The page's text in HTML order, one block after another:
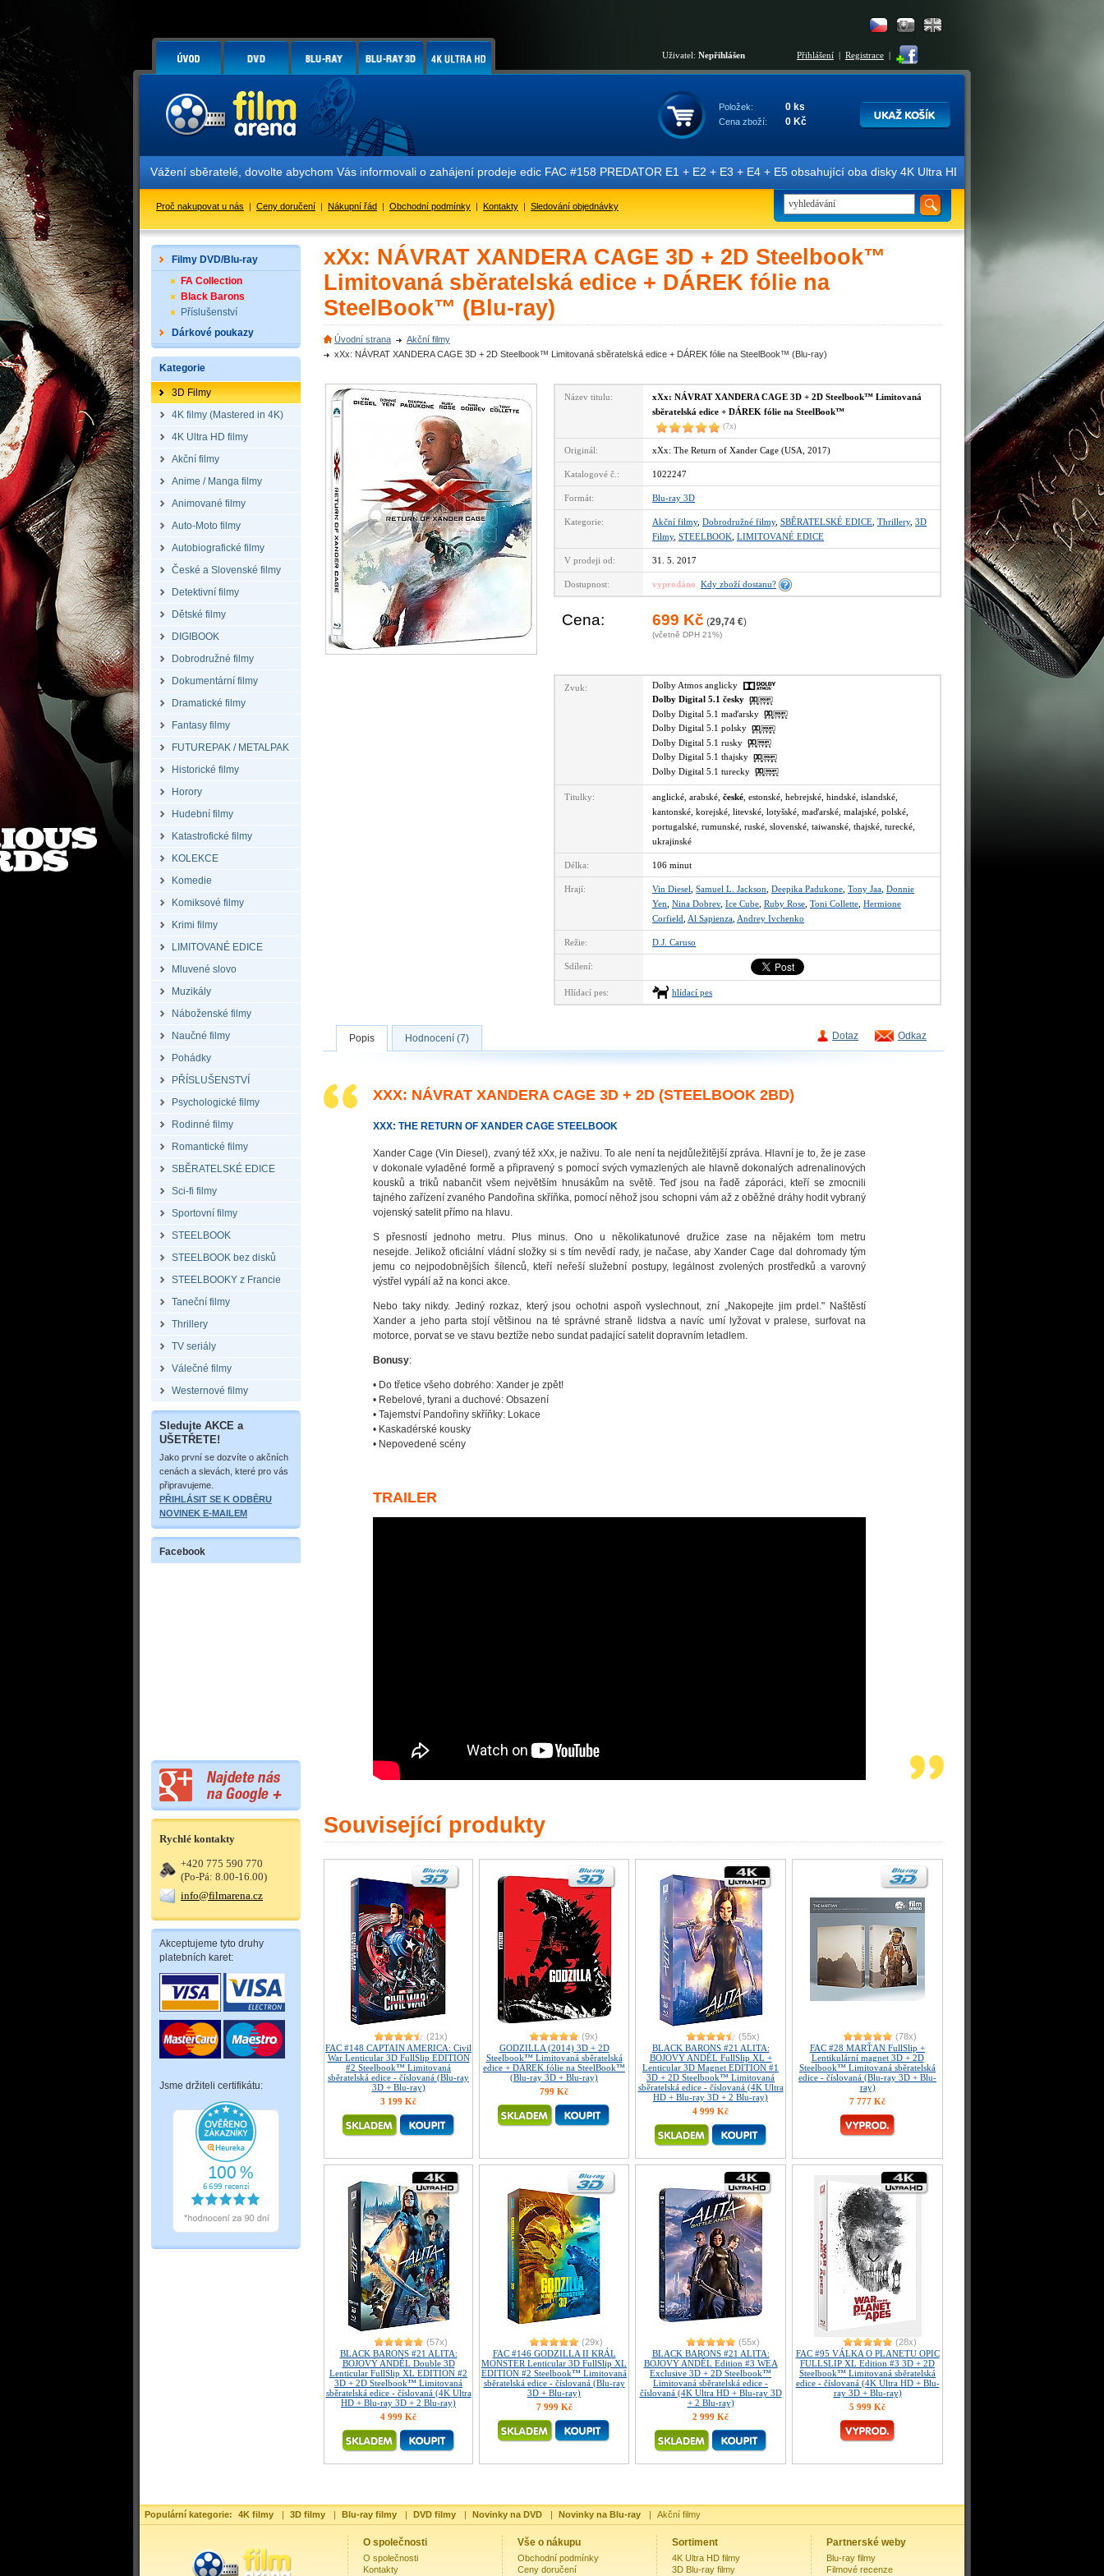
Uživatel: Nepřihlášen Přihlášení | Registrace |
Položek: 0 ks
Cena zboží: 0 Kč
Vážení sběratelé, dovolte abychom Vás informovali o zahájení prodeje edic FAC #158 PREDATOR E1 + E2 + E3 + E4 + E5 obsahující oba disky 4K Ultra HD + Blu-ray 3D/2D. Edice
Proč nakupovat u nás | Ceny doručení | Nákupní řád | Obchodní podmínky | Kontakty | Sledování objednávky
Filmy DVD/Blu-ray
FA Collection
Black Barons
Příslušenství
Dárkové poukazy
Kategorie
3D Filmy
4K filmy (Mastered in 4K)
4K Ultra HD filmy
Akční filmy
Anime / Manga filmy
Animované filmy
Auto-Moto filmy
Autobiografické filmy
České a Slovenské filmy
Detektivní filmy
Dětské filmy
DIGIBOOK
Dobrodružné filmy
Dokumentární filmy
Dramatické filmy
Fantasy filmy
FUTUREPAK / METALPAK
Historické filmy
Horory
Hudební filmy
Katastrofické filmy
KOLEKCE
Komedie
Komiksové filmy
Krimi filmy
LIMITOVANÉ EDICE
Mluvené slovo
Muzikály
Náboženské filmy
Naučné filmy
Pohádky
PŘÍSLUŠENSTVÍ
Psychologické filmy
Rodinné filmy
Romantické filmy
SBĚRATELSKÉ EDICE
Sci-fi filmy
Sportovní filmy
STEELBOOK
STEELBOOK bez disků
STEELBOOKY z Francie
Taneční filmy
Thrillery
TV seriály
Válečné filmy
Westernové filmy
Sledujte AKCE a
UŠETŘETE!
Jako první se dozvíte o akčních
cenách a slevách, které pro vás
připravujeme.
PŘIHLÁSIT SE K ODBĚRU
NOVINEK E-MAILEM
Facebook
Rychlé kontakty
+420 775 590 770
(Po-Pá: 8.00-16.00)
info@filmarena.cz
Akceptujeme tyto druhy
platebních karet:
Jsme držiteli certifikátu:
xXx: NÁVRAT XANDERA CAGE 3D + 2D Steelbook™
Limitovaná sběratelská edice + DÁREK fólie na
SteelBook™ (Blu-ray)
Úvodní strana
Akční filmy
xXx: NÁVRAT XANDERA CAGE 3D + 2D Steelbook™ Limitovaná sběratelská edice + DÁREK fólie na SteelBook™ (Blu-ray)
Název titulu:
xXx: NÁVRAT XANDERA CAGE 3D + 2D Steelbook™ Limitovaná
sběratelská edice + DÁREK fólie na SteelBook™
(7x)
Originál: xXx: The Return of Xander Cage (USA, 2017)
Katalogové č.: 1022247
Formát: Blu-ray 3D
Kategorie: Akční filmy, Dobrodružné filmy, SBĚRATELSKÉ EDICE Thrillery, 3D
Filmy, STEELBOOK LIMITOVANÉ EDICE
V prodeji od: 31. 5. 2017
Dostupnost: vyprodáno Kdy zboží dostanu?
Cena: 699 Kč (29,74 €)
(včetně DPH 21%)
Zvuk:
Dolby Atmos anglicky
Dolby Digital 5.1 česky
Dolby Digital 5.1 maďarsky
Dolby Digital 5.1 polsky
Dolby Digital 5.1 rusky
Dolby Digital 5.1 thajsky
Dolby Digital 5.1 turecky
Titulky: anglické, arabské, české , estonské, hebrejské, hindské, islandské,
kantonské, korejské, litevské, lotyšské, maďarské, malajské, polské,
portugalské, rumunské, ruské, slovenské, taiwanské, thajské, turecké,
ukrajinské
Délka: 106 minut
Hrají: Vin Diesel Samuel L. Jackson Deepika Padukone Tony Jaa Donnie
Yen Nina Dobrev, Ice Cube Ruby Rose Toni Collette Hermione
Corfield Al Sapienza Andrey Ivchenko
Režie: D.J. Caruso
Sdílení:
Hlídací pes: hlídací pes
Dotaz Odkaz
Popis Hodnocení (7)
XXX: NÁVRAT XANDERA CAGE 3D + 2D (STEELBOOK 2BD)
XXX: THE RETURN OF XANDER CAGE STEELBOOK
Xander Cage (Vin Diesel), zvaný též xXx, je naživu. To ale není ta nejdůležitější zpráva. Hlavní je to, že je zase
v dokonale vyladěné formě a připravený s pomocí svých vymazlených ale hlavně dokonalých adrenalinových
kousků a triků nabančit všem největším hnusákům na světě. Teď jsou na řadě záporáci, kteří se zmocnili
tajného zařízení zvaného Pandořina skříňka, pomocí něhož jsou schopni vám až z oběžné dráhy hodit vybraný
vojenský satelit přímo na hlavu.
S přesností jednoho metru. Plus minus. Ono u několikatunové družice zase na nějakém tom metru
nesejde. Jelikož oficiální vládní složky si s tím nevědí rady, je načase, aby Xander Cage dal dohromady tým
jemu co nejpodobnějších šílenců, kteří neřeší služební postupy, legálnost zvolených prostředků a varovný
výstřel vypálí až na konci akce.
Nebo taky nikdy. Jediný rozkaz, který jsou ochotni aspoň vyslechnout, zní „Nakopejte jim prdel." Naštěstí
Xander a jeho parta stojí většinou na té správné straně lidstva a navíc umí lyžovat v pralese, surfovat na
motorce, porvat se ve stavu beztíže nebo sundat padající satelit dopravním letadlem.
Bonusy:
• Do třetice všeho dobrého: Xander je zpět!
• Rebelové, tyrani a duchové: Obsazení
• Tajemství Pandořiny skříňky: Lokace
• Kaskadérské kousky
• Nepovedené scény
TRAILER
Související produkty
(21x)
FAC #148 CAPTAIN AMERICA: Civil
War Lenticular 3D FullSlip EDITION
#2 Steelbook™ Limitovaná
sběratelská edice - číslovaná (Blu-ray
3D + Blu-ray)
3 199 Kč
(9x)
GODZILLA (2014) 3D + 2D
Steelbook™ Limitovaná sběratelská
edice + DÁREK fólie na SteelBook™
(Blu-ray 3D + Blu-ray)
799 Kč
(55x)
BLACK BARONS #21 ALITA:
BOJOVÝ ANDĚL FullSlip XL +
Lenticular 3D Magnet EDITION #1
3D + 2D Steelbook™ Limitovaná
sběratelská edice - číslovaná (4K Ultra
HD + Blu-ray 3D + 2 Blu-ray)
4 999 Kč
(78x)
FAC #28 MARŤAN FullSlip +
Lentikulární magnet 3D + 2D
Steelbook™ Limitovaná sběratelská
edice - číslovaná (Blu-ray 3D + Blu-
ray)
7 777 Kč
(57x)
BLACK BARONS #21 ALITA:
BOJOVÝ ANDĚL Double 3D
Lenticular FullSlip XL EDITION #2
3D + 2D Steelbook™ Limitovaná
sběratelská edice - číslovaná (4K Ultra
HD + Blu-ray 3D + 2 Blu-ray)
4 999 Kč
(29x)
FAC #146 GODZILLA II KRÁL
MONSTER Lenticular 3D FullSlip XL
EDITION #2 Steelbook™ Limitovaná
sběratelská edice - číslovaná (Blu-ray
3D + Blu-ray)
7 999 Kč
(55x)
BLACK BARONS #21 ALITA:
BOJOVÝ ANDĚL Edition #3 WEA
Exclusive 3D + 2D Steelbook™
Limitovaná sběratelská edice -
číslovaná (4K Ultra HD + Blu-ray 3D
+ 2 Blu-ray)
2 999 Kč
(28x)
FAC #95 VÁLKA O PLANETU OPIC
FULLSLIP XL Edition #3 3D + 2D
Steelbook™ Limitovaná sběratelská
edice - číslovaná (4K Ultra HD + Blu-
ray 3D + Blu-ray)
5 999 Kč
Populární kategorie: 4K filmy | 3D filmy | Blu-ray filmy | DVD filmy | Novinky na DVD | Novinky na Blu-ray | Akční filmy
O společnosti
O společnosti
Kontakty
Vše o nákupu
Obchodní podmínky
Ceny doručení
Sortiment
4K Ultra HD filmy
3D Blu-ray filmy
Partnerské weby
Blu-ray filmy
Filmové recenze